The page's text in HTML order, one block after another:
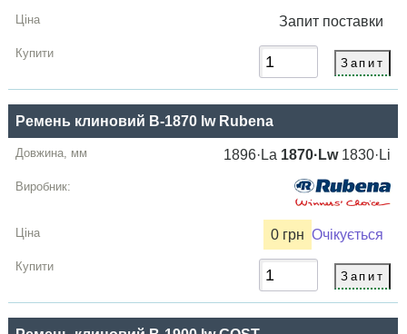
Запит поставки
Ремень клиновий B-1870 lw Rubena
1896·La 1870·Lw1830·Li
0 грн Очікується